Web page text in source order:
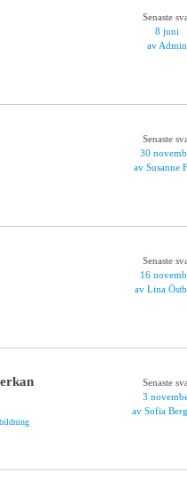
Senaste
8 juni
av Admin
Senaste
30
av Susanne
Senaste
16
av Lina
Senaste
3
av Sofia